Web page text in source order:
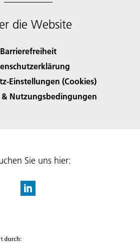
die Website
Barrierefreiheit
Einstellungen (Cookies)
& Nutzungsbedingungen
Sie uns hier: